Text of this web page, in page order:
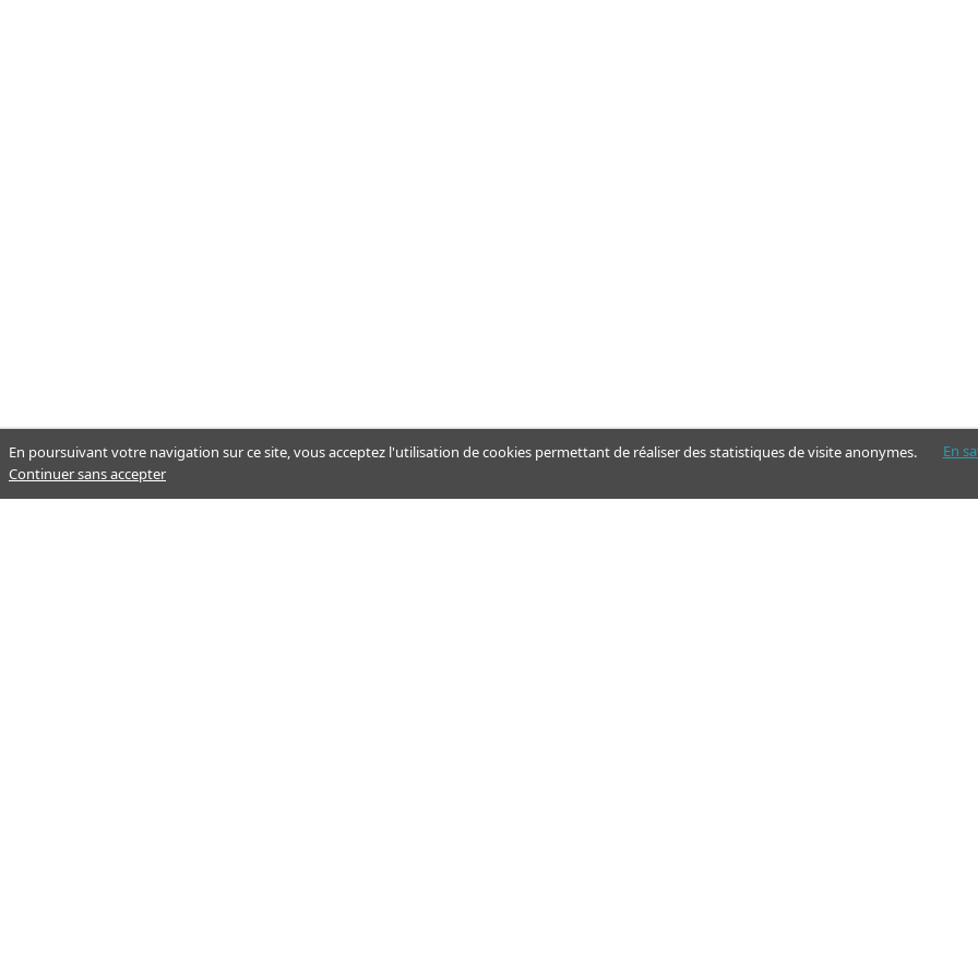
En poursuivant votre navigation sur ce site, vous acceptez l'utilisation de cookies permettant de réaliser des statistiques de visite anonymes. En
Continuer sans accepter